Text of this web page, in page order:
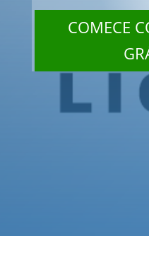
COMECE